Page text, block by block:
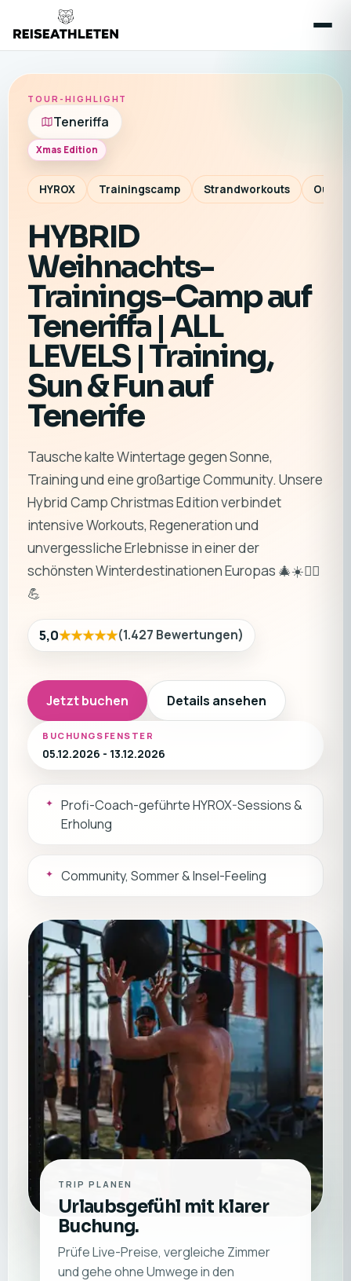
TOUR-HIGHLIGHT
Teneriffa
Xmas Edition
HYROX Trainingscamp Strandworkouts
HYBRID
Weihnachts-
Trainings-Camp auf
Teneriffa | ALL
LEVELS | Training,
Sun & Fun auf
Tenerife
Tausche kalte Wintertage gegen Sonne,
Training und eine großartige Community. Unsere
Hybrid Camp Christmas Edition verbindet
intensive Workouts, Regeneration und
unvergessliche Erlebnisse in einer der
schönsten Winterdestinationen Europas 🎄☀️🏃‍♂️
💪
5,0★★★★★(1.427 Bewertungen)
Jetzt buchen Details ansehen
BUCHUNGSFENSTER
05.12.2026 - 13.12.2026
Profi-Coach-geführte HYROX-Sessions &
Erholung
Community, Sommer & Insel-Feeling
TRIP PLANEN
Urlaubsgefühl mit klarer
Buchung.
Prüfe Live-Preise, vergleiche Zimmer
und gehe ohne Umwege in den